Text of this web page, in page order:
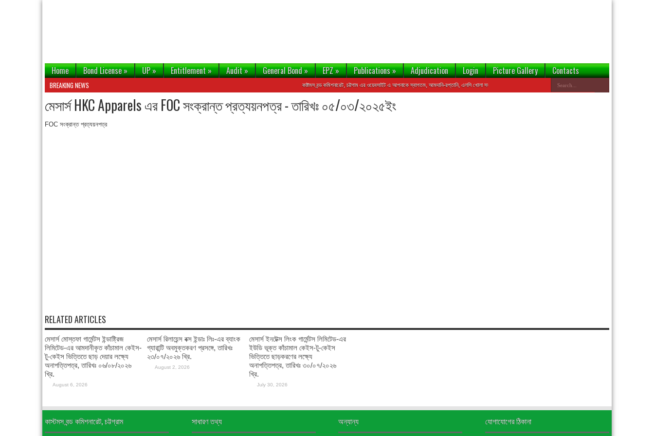
Home Bond License» UP» Entitlement» Audit» General Bond» EPZ» Publications» Adjudication Login Picture Gallery Contacts
BREAKING NEWS কাষ্টমস বন্ড কমিশনারেট, চট্টগাম এর ওয়েবসাইট এ আপনাকে স্বাগতম, আমদানি-রপ্তানি, এলসি খোলা সহ ইত্যাদি কার্যক্রমে ঝুঁকি হ্রাসের জন্য এই ওয়েবসাইটের ডেটাবেজ থেকে বন্ডেড প্রতিষ্ঠানের তথ্য
মেসার্স HKC Apparels এর FOC সংক্রান্ত প্রত্যয়নপত্র - তারিখঃ ০৫/০৩/২০২৫ইং
FOC সংক্রান্ত প্রত্যয়নপত্র
RELATED ARTICLES
মেসার্স মোস্তফা গার্মেন্টস ইন্ডাষ্ট্রিজ
লিমিটেড-এর আমদানীকৃত কাঁচামাল কেইস-
টু-কেইস ভিত্তিতে ছাড় দেয়ার লক্ষ্যে
অনাপত্তিপত্র, তারিখঃ ০৬/০৮/২০২৬
খ্রি.
August 6, 2026
মেসার্স রিলায়েন্স বক্স ইন্ডাঃ লিঃ-এর ব্যাংক
গ্যারান্টি অবমুক্তকরণ প্রসঙ্গে, তারিখঃ
২৩/০৭/২০২৬ খ্রি.
August 2, 2026
মেসার্স ইনটেক্স লিংক গার্মেন্টস লিমিটেড-এর
ইউডি ভূক্ত কাঁচামাল কেইস-টু-কেইস
ভিত্তিতে ছাড়করণের লক্ষ্যে
অনাপত্তিপত্র, তারিখঃ ৩০/০৭/২০২৬
খ্রি.
July 30, 2026
কাস্টমস বন্ড কমিশনারেট, চট্টগ্রাম সাধারণ তথ্য অন্যান্য যোগাযোগের ঠিকানা